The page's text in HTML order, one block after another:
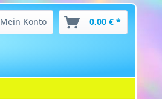
Mein Konto 0,00 € *